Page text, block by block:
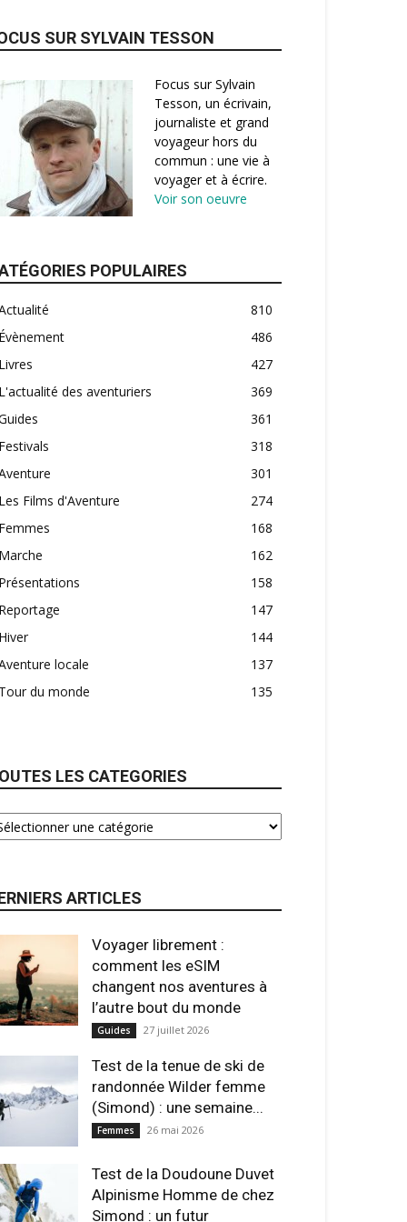
SUR SYLVAIN TESSON
Focus sur Sylvain
Tesson, un écrivain,
journaliste et grand
voyageur hors du
commun : une vie à
voyager et à écrire.
Voir son oeuvre
POPULAIRES
810
486
427
des aventuriers
369
361
318
301
Films d'Aventure
274
168
162
158
147
144
locale
137
du monde
135
LES CATEGORIES
ARTICLES
Voyager librement :
comment les eSIM
changent nos aventures à
l’autre bout du monde
Guides 27 juillet 2026
Test de la tenue de ski de
randonnée Wilder femme
(Simond) : une semaine...
Femmes 26 mai 2026
Test de la Doudoune Duvet
Alpinisme Homme de chez
Simond : un futur